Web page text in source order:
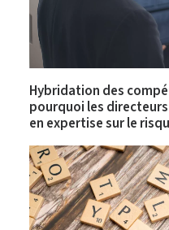
Hybridation des
pourquoi les
en expertise sur le